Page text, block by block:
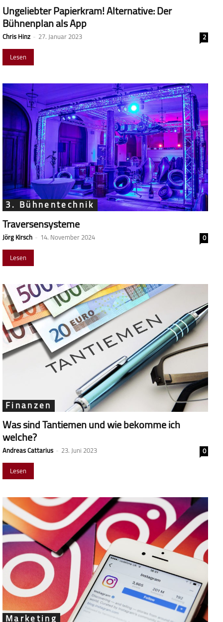
Ungeliebter Papierkram! Alternative: Der
Bühnenplan als App
Chris Hinz - 27. Januar 2023
2
Lesen
3. Bühnentechnik
Traversensysteme
Jörg Kirsch - 14. November 2024
0
Lesen
Finanzen
Was sind Tantiemen und wie bekomme ich
welche?
Andreas Cattarius - 23. Juni 2023
0
Lesen
Marketing